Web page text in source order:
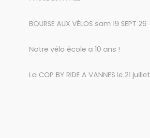
BOURSE AUX VÉLOS sam 19 SEPT 26
Notre vélo école a 10 ans !
La COP BY RIDE A VANNES le 21 juillet